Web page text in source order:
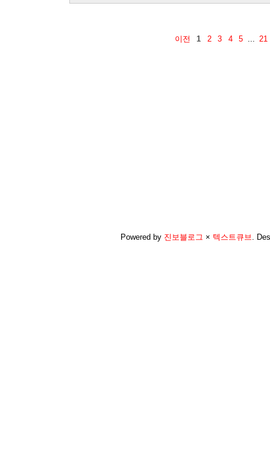
이전 1 2 3 4 5 ... 21
Powered by 진보블로그 × 텍스트큐브.